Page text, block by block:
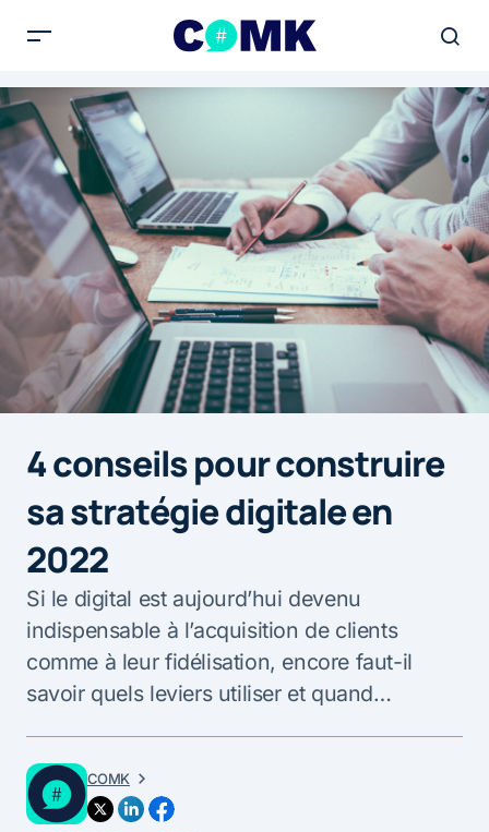
4 conseils pour construire
sa stratégie digitale en
2022
Si le digital est aujourd’hui devenu
indispensable à l’acquisition de clients
comme à leur fidélisation, encore faut-il
savoir quels leviers utiliser et quand…
COMK